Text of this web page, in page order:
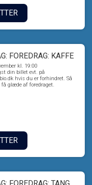
FOREDRAG: KAFFE
kl. 19:00
din billet evt. på
hvis du er forhindret. Så
få glæde af foredraget.